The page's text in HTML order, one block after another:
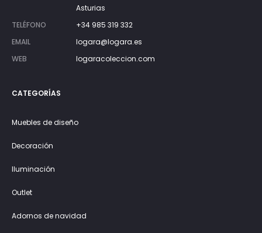
Asturias
TELÉFONO
+34 985 319 332
EMAIL
logara@logara.es
WEB
logaracoleccion.com
CATEGORÍAS
Muebles de diseño
Decoración
Iluminación
Outlet
Adornos de navidad